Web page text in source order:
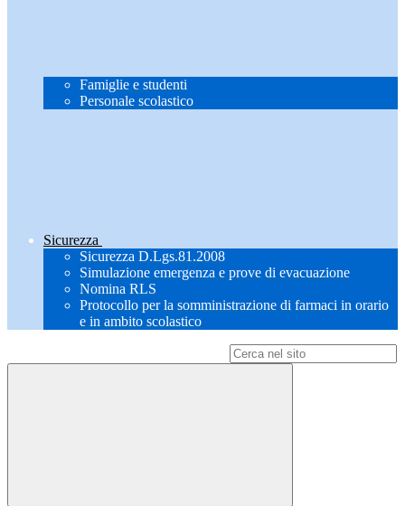
Famiglie e studenti
Personale scolastico
Sicurezza
Sicurezza D.Lgs.81.2008
Simulazione emergenza e prove di evacuazione
Nomina RLS
Protocollo per la somministrazione di farmaci in orario
e in ambito scolastico